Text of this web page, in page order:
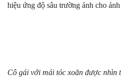
hiệu ứng độ sâu trường ảnh cho
Cô gái với mái tóc xoăn được nhìn